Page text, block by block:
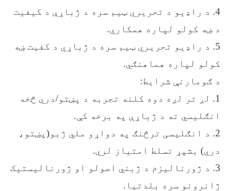
4. د راډیو د تحریري ټیم سره د ژباړې د کیفیت
د ښه کولو لپاره همکاري.
5. د راډيو تحریري ټيم سره د ژباړي د کفیت ښه
کولو لپاره هماهنګي.
د ګومارنې شرایط:
1. لږ تر لږه دوه کلنه تجربه د پښتو/دري څخه
انګلیسي ته د ژباړې په برخه کې.
2. د انګلیسی ترڅنګ په دواړو ملي ژبو(پښتو،
دري) بشپړ تسلط امتیاز لري.
3. د ژورنالیزم د ژبني اصولو او ژورنالیستیک
ژانرونو سره بلدتیا.